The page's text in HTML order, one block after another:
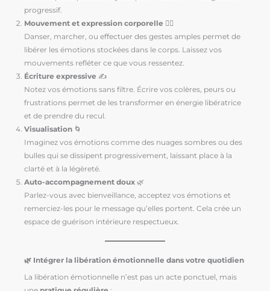
progressif.
Mouvement et expression corporelle 🤸‍♂️
Danser, marcher, ou effectuer des gestes amples permet de
libérer les émotions stockées dans le corps. Laissez vos
mouvements refléter ce que vous ressentez.
Écriture expressive ✍️
Notez vos émotions sans filtre. Écrire vos colères, peurs ou
frustrations permet de les transformer en énergie libératrice
et de prendre du recul.
Visualisation 🌀
Imaginez vos émotions comme des nuages sombres ou des
bulles qui se dissipent progressivement, laissant place à la
clarté et à la légèreté.
Auto-accompagnement doux 🌿
Parlez-vous avec bienveillance, acceptez vos émotions et
remerciez-les pour le message qu’elles portent. Cela crée un
espace de guérison intérieure respectueux.
🌿 Intégrer la libération émotionnelle dans votre quotidien
La libération émotionnelle n’est pas un acte ponctuel, mais